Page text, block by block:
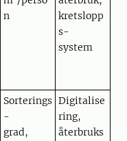
n
kretslopp
s-
system
Sorterings
-
grad,
Digitalise
ring,
återbruks